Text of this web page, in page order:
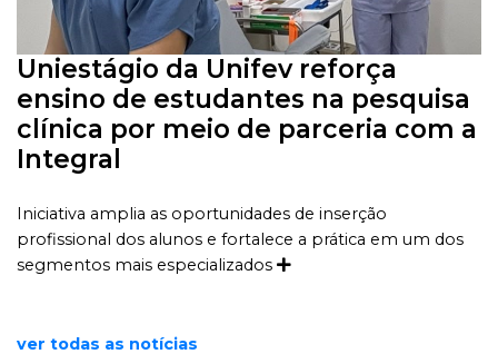
Uniestágio da Unifev reforça
ensino de estudantes na pesquisa
clínica por meio de parceria com a
Integral
Iniciativa amplia as oportunidades de inserção
profissional dos alunos e fortalece a prática em um dos
segmentos mais especializados
ver todas as notícias